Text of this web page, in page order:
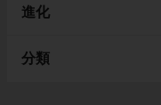
進化
分類